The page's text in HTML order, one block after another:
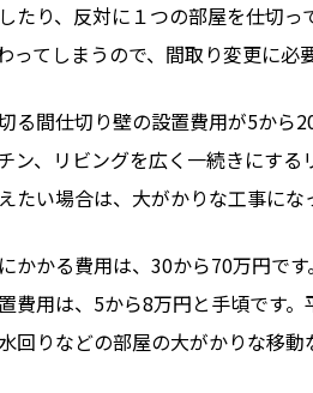
たり、反対に１つの部屋を仕切
ってしまうので、間取り変更に必
る間仕切り壁の設置費用が5から
ン、リビングを広く一続きにす
たい場合は、大がかりな工事にな
かかる費用は、30から70万円で
費用は、5から8万円と手頃です
回りなどの部屋の大がかりな移動